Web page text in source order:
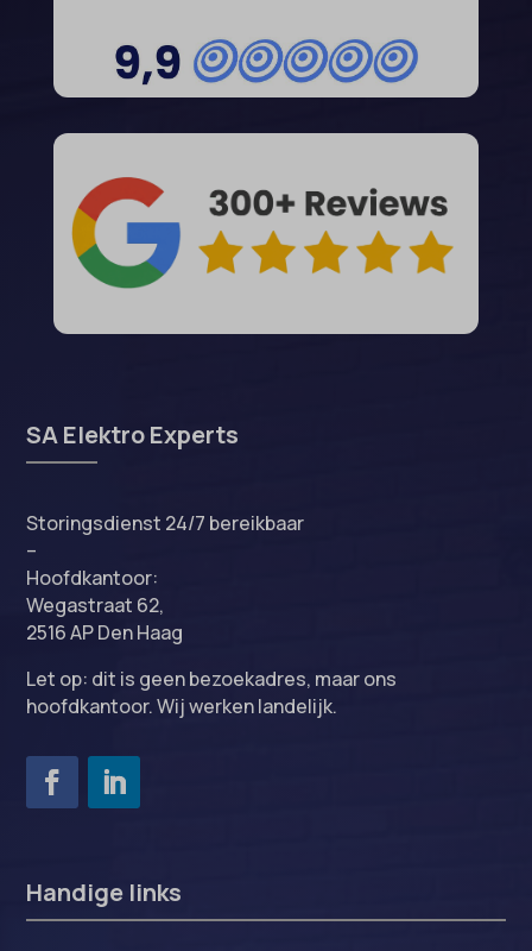
SA Elektro Experts
Storingsdienst 24/7 bereikbaar
–
Hoofdkantoor:
Wegastraat 62,
2516 AP Den Haag
Let op: dit is geen bezoekadres, maar ons
hoofdkantoor. Wij werken landelijk.
Handige links